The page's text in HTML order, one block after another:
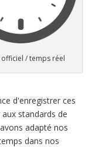
/ temps réel
d'enregistrer ces
standards de
adapté nos
dans nos